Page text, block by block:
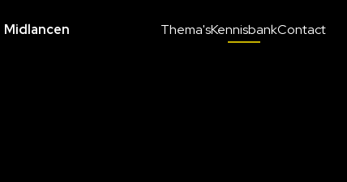
Midlancen Thema'sKennisbankContact